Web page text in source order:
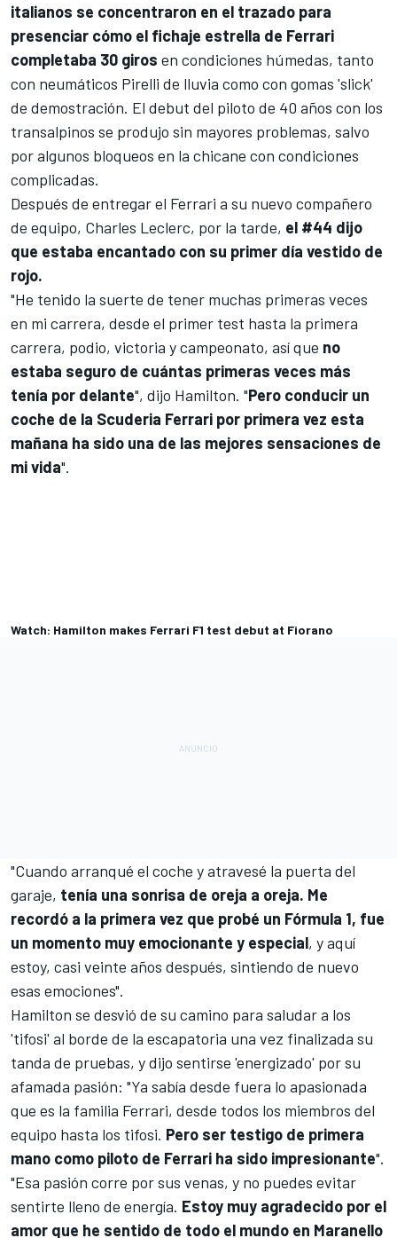
italianos se concentraron en el trazado para
presenciar cómo el fichaje estrella de Ferrari
completaba 30 giros en condiciones húmedas, tanto
con neumáticos Pirelli de lluvia como con gomas 'slick'
de demostración. El debut del piloto de 40 años con los
transalpinos se produjo sin mayores problemas, salvo
por algunos bloqueos en la chicane con condiciones
complicadas.
Después de entregar el Ferrari a su nuevo compañero
de equipo, Charles Leclerc, por la tarde, el #44 dijo
que estaba encantado con su primer día vestido de
rojo.
"He tenido la suerte de tener muchas primeras veces
en mi carrera, desde el primer test hasta la primera
carrera, podio, victoria y campeonato, así que no
estaba seguro de cuántas primeras veces más
tenía por delante", dijo Hamilton. "Pero conducir un
coche de la Scuderia Ferrari por primera vez esta
mañana ha sido una de las mejores sensaciones de
mi vida".
Watch: Hamilton makes Ferrari F1 test debut at Fiorano
"Cuando arranqué el coche y atravesé la puerta del
garaje, tenía una sonrisa de oreja a oreja. Me
recordó a la primera vez que probé un Fórmula 1, fue
un momento muy emocionante y especial, y aquí
estoy, casi veinte años después, sintiendo de nuevo
esas emociones".
Hamilton se desvió de su camino para saludar a los
'tifosi' al borde de la escapatoria una vez finalizada su
tanda de pruebas, y dijo sentirse 'energizado' por su
afamada pasión: "Ya sabía desde fuera lo apasionada
que es la familia Ferrari, desde todos los miembros del
equipo hasta los tifosi. Pero ser testigo de primera
mano como piloto de Ferrari ha sido impresionante".
"Esa pasión corre por sus venas, y no puedes evitar
sentirte lleno de energía. Estoy muy agradecido por el
amor que he sentido de todo el mundo en Maranello